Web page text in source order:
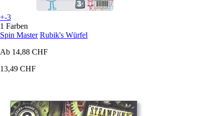
+-3
1 Farben
Spin Master Rubik's Würfel
Ab 14,88 CHF
13,49 CHF